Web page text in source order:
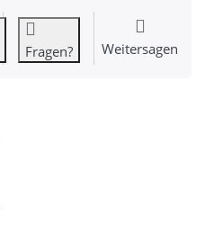
Fragen? Weitersagen